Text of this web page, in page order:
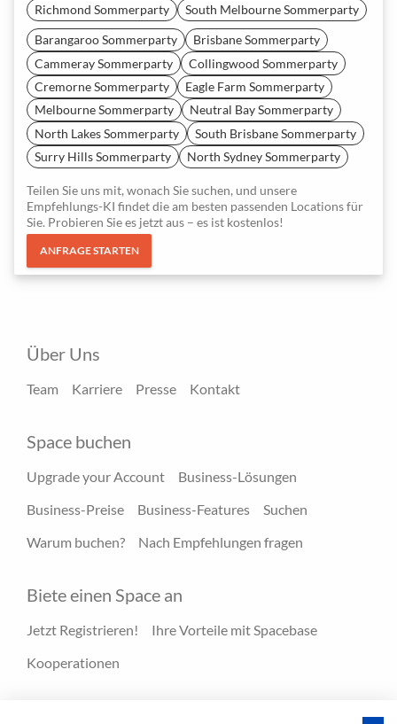
Richmond Sommerparty
South Melbourne Sommerparty
Barangaroo Sommerparty
Brisbane Sommerparty
Cammeray Sommerparty
Collingwood Sommerparty
Cremorne Sommerparty
Eagle Farm Sommerparty
Melbourne Sommerparty
Neutral Bay Sommerparty
North Lakes Sommerparty
South Brisbane Sommerparty
Surry Hills Sommerparty
North Sydney Sommerparty
Teilen Sie uns mit, wonach Sie suchen, und unsere
Empfehlungs-KI findet die am besten passenden Locations für
Sie. Probieren Sie es jetzt aus – es ist kostenlos!
ANFRAGE STARTEN
Über Uns
Team Karriere Presse Kontakt
Space buchen
Upgrade your Account
Business-Lösungen
Business-Preise
Business-Features
Suchen
Warum buchen?
Nach Empfehlungen fragen
Biete einen Space an
Jetzt Registrieren!
Ihre Vorteile mit Spacebase
Kooperationen